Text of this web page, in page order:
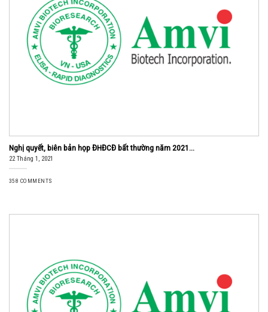
Nghị quyết, biên bản họp ĐHĐCĐ bất thường năm 2021...
22 Tháng 1, 2021
358 COMMENTS